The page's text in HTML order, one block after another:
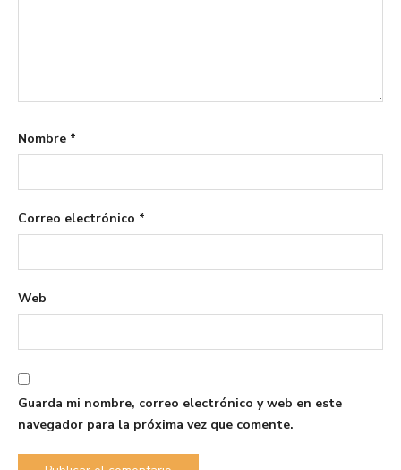
Nombre *
Correo electrónico *
Web
Guarda mi nombre, correo electrónico y web en este
navegador para la próxima vez que comente.